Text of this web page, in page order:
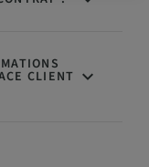
CLIENT